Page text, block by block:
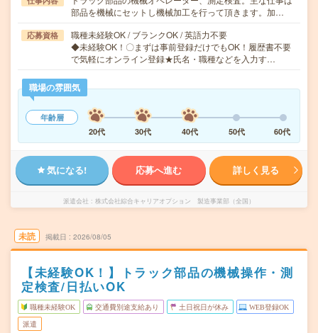
部品を機械にセットし機械加工を行って頂きます。加…
応募資格
職種未経験OK / ブランクOK / 英語力不要
◆未経験OK！〇まずは事前登録だけでもOK！履歴書不要
で気軽にオンライン登録★氏名・職種などを入力す…
職場の雰囲気
年齢層
20代
30代 40代 50代 60代
気になる! 応募へ進む 詳しく見る
派遣会社 株式会社綜合キャリアオプション 製造事業部（全国）
未読 掲載日 2026/08/05
【未経験OK！】トラック部品の機械操作・測
定検査/日払いOK
職種未経験OK 交通費別途支給あり 土日祝日が休み WEB登録OK
派遣